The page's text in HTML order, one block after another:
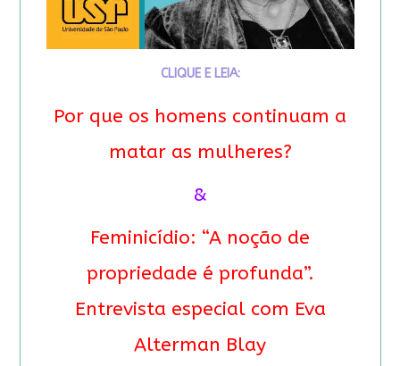
CLIQUE E LEIA:
Por que os homens continuam a
matar as mulheres?
&
Feminicídio: “A noção de
propriedade é profunda”.
Entrevista especial com Eva
Alterman Blay